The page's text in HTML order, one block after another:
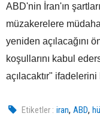
ABD'nin İran'ın
müzakerelere
yeniden açılacağını
koşullarını kabul
açılacaktır" ifadelerini
Etiketler : iran,ABD,